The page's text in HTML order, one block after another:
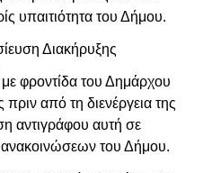
υπαιτιότητα του Δήμου.
Διακήρυξης
φροντίδα του Δημάρχου
από τη διενέργεια της
αντιγράφου αυτή σε
ανακοινώσεων του Δήμου.